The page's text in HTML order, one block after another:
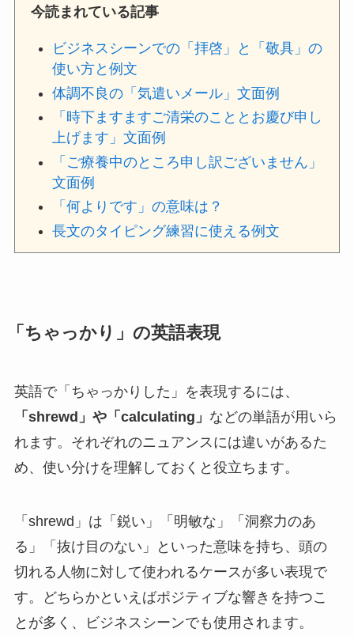
今読まれている記事
ビジネスシーンでの「拝啓」と「敬具」の
使い方と例文
体調不良の「気遣いメール」文面例
「時下ますますご清栄のこととお慶び申し
上げます」文面例
「ご療養中のところ申し訳ございません」
文面例
「何よりです」の意味は？
長文のタイピング練習に使える例文
「ちゃっかり」の英語表現
英語で「ちゃっかりした」を表現するには、
「shrewd」や「calculating」 などの単語が用いら
れます。それぞれのニュアンスには違いがあるた
め、使い分けを理解しておくと役立ちます。
「shrewd」は「鋭い」「明敏な」「洞察力のあ
る」「抜け目のない」といった意味を持ち、頭の
切れる人物に対して使われるケースが多い表現で
す。どちらかといえばポジティブな響きを持つこ
とが多く、ビジネスシーンでも使用されます。